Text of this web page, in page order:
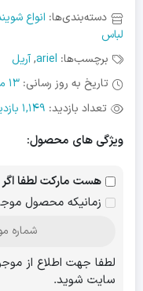
دسته‌بندی‌ها: انواع
لباس
برچسب‌ها: ariel
,آریل
تاریخ به روز رسانی: 13 مهر 1402
تعداد بازدید: 1,149 بازدید
ویژگی های محصول:
هست مارکت لطفا
زمانیکه محصول
لطفا جهت اطلاع از
سایت شوید.